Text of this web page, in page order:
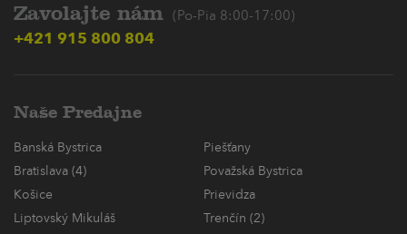
Zavolajte nám (Po-Pia 8:00-17:00)
+421 915 800 804
Naše Predajne
Banská Bystrica
Piešťany
Bratislava (4)
Považská Bystrica
Košice
Prievidza
Liptovský Mikuláš
Trenčín (2)